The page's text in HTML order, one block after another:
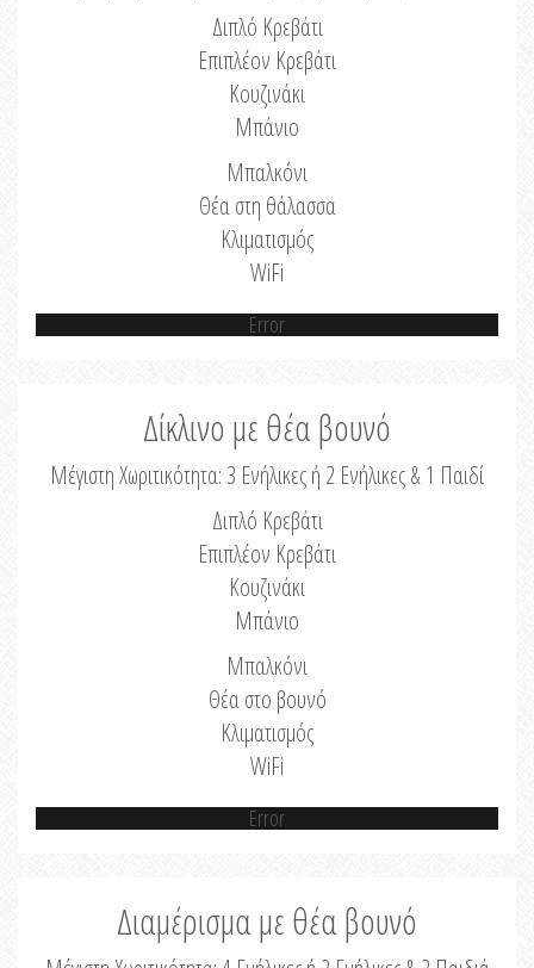
Διπλό Κρεβάτι
Επιπλέον Κρεβάτι
Κουζινάκι
Μπάνιο
Μπαλκόνι
Θέα στη θάλασσα
Κλιματισμός
WiFi
Error
Δίκλινο με θέα βουνό
Μέγιστη Χωριτικότητα: 3 Ενήλικες ή 2 Ενήλικες & 1 Παιδί
Διπλό Κρεβάτι
Επιπλέον Κρεβάτι
Κουζινάκι
Μπάνιο
Μπαλκόνι
Θέα στο βουνό
Κλιματισμός
WiFi
Error
Διαμέρισμα με θέα βουνό